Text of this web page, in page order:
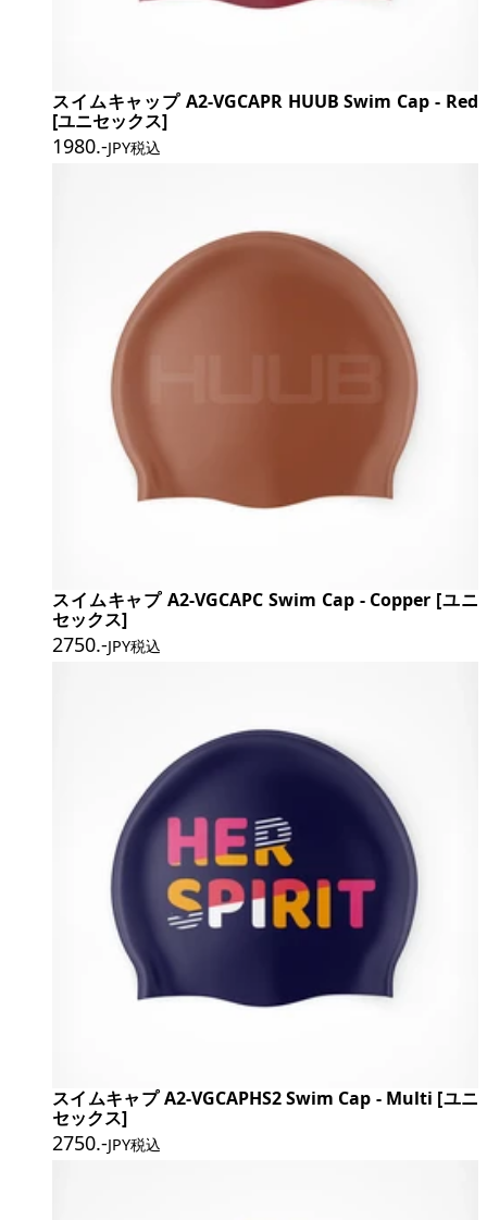
スイムキャップ A2-VGCAPR HUUB Swim Cap - Red
[ユニセックス]
1980.-JPY税込
スイムキャプ A2-VGCAPC Swim Cap - Copper [ユニ
セックス]
2750.-JPY税込
スイムキャプ A2-VGCAPHS2 Swim Cap - Multi [ユニ
セックス]
2750.-JPY税込